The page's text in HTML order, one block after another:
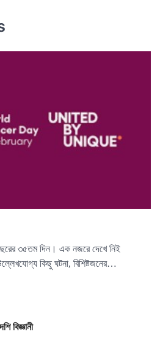
৩৫তম দিন। এক নজরে দেখে নিই
কিছু ঘটনা, বিশিষ্টজনের…
বিজ্ঞানী